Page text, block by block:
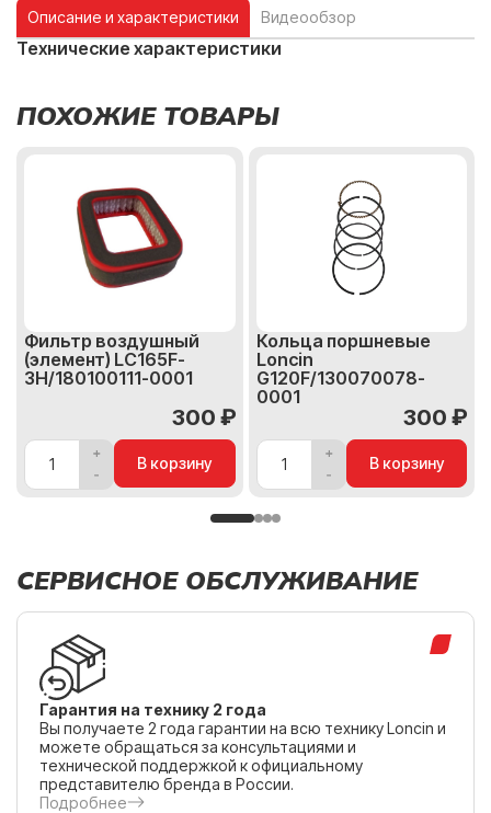
Описание и характеристики Видеообзор
Технические характеристики
ПОХОЖИЕ ТОВАРЫ
Фильтр воздушный
(элемент) LC165F-
3H/180100111-0001
300 ₽
В корзину
Кольца поршневые
Loncin
G120F/130070078-
0001
300 ₽
В корзину
СЕРВИСНОЕ ОБСЛУЖИВАНИЕ
Гарантия на технику 2 года
Вы получаете 2 года гарантии на всю технику Loncin и
можете обращаться за консультациями и
технической поддержкой к официальному
представителю бренда в России.
Подробнее